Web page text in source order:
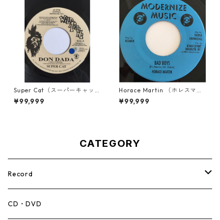
Super Cat（スーパーキャッ
ト） - Don Dada【7inch】
¥99,999
Horace Martin （ホレスマー
ティン） - Bad Boys【7'】
¥99,999
CATEGORY
Record
Mento,Calypso,Ballad
CD・DVD